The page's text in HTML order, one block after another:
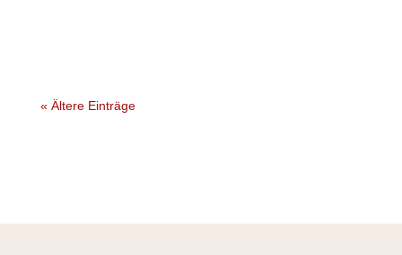
« Ältere Einträge